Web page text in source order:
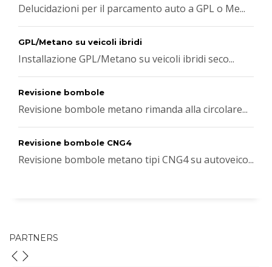
Delucidazioni per il parcamento auto a GPL o Me...
GPL/Metano su veicoli ibridi
Installazione GPL/Metano su veicoli ibridi seco...
Revisione bombole
Revisione bombole metano rimanda alla circolare...
Revisione bombole CNG4
Revisione bombole metano tipi CNG4 su autoveico...
PARTNERS